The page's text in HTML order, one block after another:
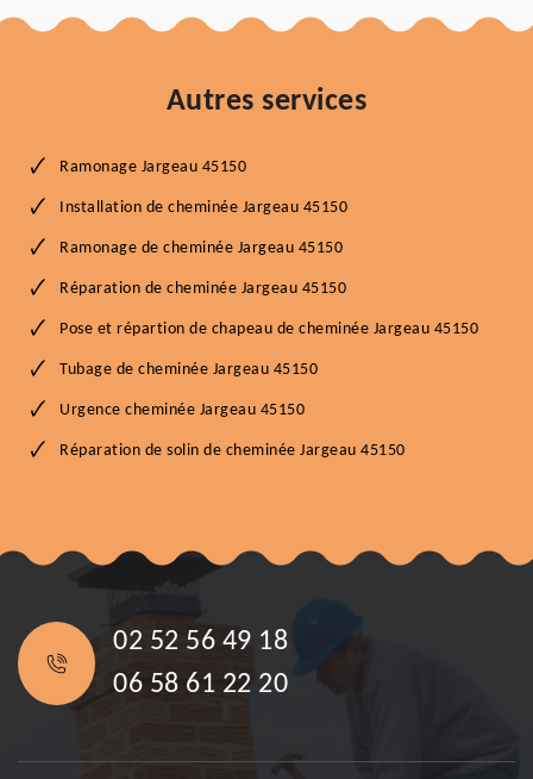
Autres services
Ramonage Jargeau 45150
Installation de cheminée Jargeau 45150
Ramonage de cheminée Jargeau 45150
Réparation de cheminée Jargeau 45150
Pose et répartion de chapeau de cheminée Jargeau 45150
Tubage de cheminée Jargeau 45150
Urgence cheminée Jargeau 45150
Réparation de solin de cheminée Jargeau 45150
02 52 56 49 18
06 58 61 22 20